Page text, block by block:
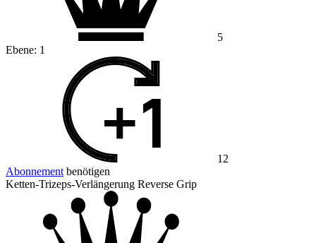
5
Ebene: 1
12
Abonnement benötigen
Ketten-Trizeps-Verlängerung Reverse Grip